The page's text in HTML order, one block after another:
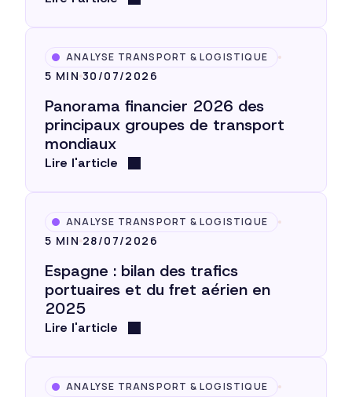
ANALYSE TRANSPORT & LOGISTIQUE
5 MIN 30/07/2026
Panorama financier 2026 des
principaux groupes de transport
mondiaux
Lire l'article
ANALYSE TRANSPORT & LOGISTIQUE
5 MIN 28/07/2026
Espagne : bilan des trafics
portuaires et du fret aérien en
2025
Lire l'article
ANALYSE TRANSPORT & LOGISTIQUE